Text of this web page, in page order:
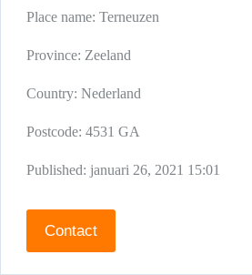
Place name: Terneuzen
Province: Zeeland
Country: Nederland
Postcode: 4531 GA
Published: januari 26, 2021 15:01
Contact